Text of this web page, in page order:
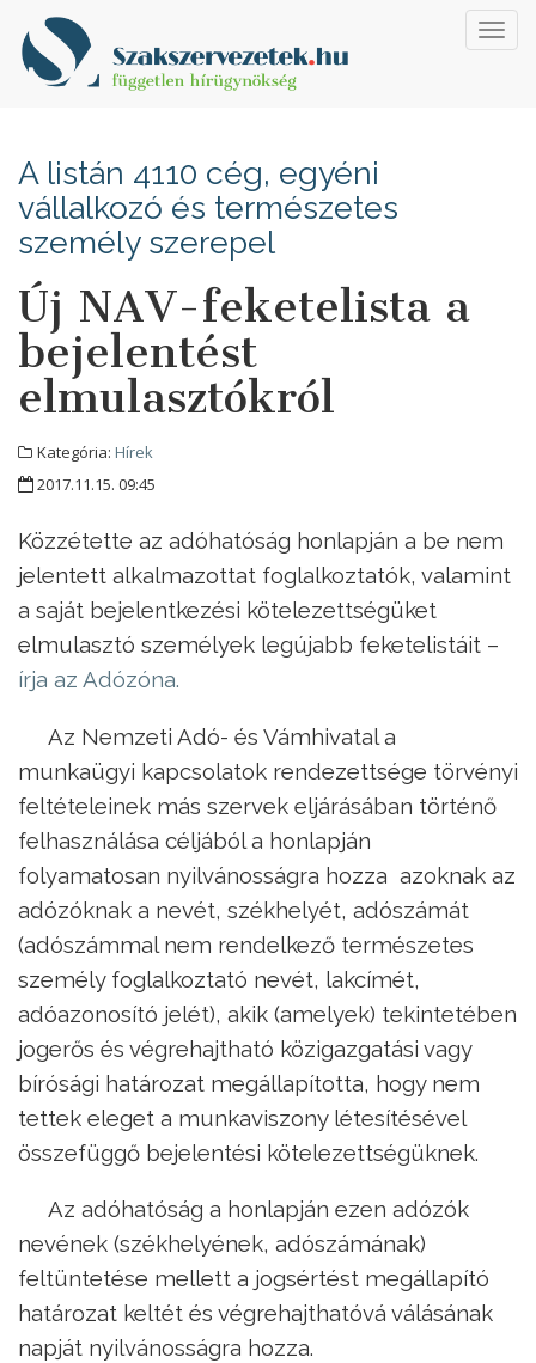
A listán 4110 cég, egyéni
vállalkozó és természetes
személy szerepel
Új NAV-feketelista a
bejelentést
elmulasztókról
Kategória: Hírek
2017.11.15. 09:45
Közzétette az adóhatóság honlapján a be nem
jelentett alkalmazottat foglalkoztatók, valamint
a saját bejelentkezési kötelezettségüket
elmulasztó személyek legújabb feketelistáit –
írja az Adózóna.
Az Nemzeti Adó- és Vámhivatal a
munkaügyi kapcsolatok rendezettsége törvényi
feltételeinek más szervek eljárásában történő
felhasználása céljából a honlapján
folyamatosan nyilvánosságra hozza azoknak az
adózóknak a nevét, székhelyét, adószámát
(adószámmal nem rendelkező természetes
személy foglalkoztató nevét, lakcímét,
adóazonosító jelét), akik (amelyek) tekintetében
jogerős és végrehajtható közigazgatási vagy
bírósági határozat megállapította, hogy nem
tettek eleget a munkaviszony létesítésével
összefüggő bejelentési kötelezettségüknek.
Az adóhatóság a honlapján ezen adózók
nevének (székhelyének, adószámának)
feltüntetése mellett a jogsértést megállapító
határozat keltét és végrehajthatóvá válásának
napját nyilvánosságra hozza.